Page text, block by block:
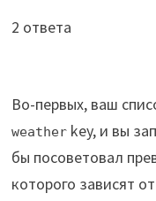
2 ответа
Во-первых, ваш
weatherkey, и вы
бы посоветовал
которого зависят